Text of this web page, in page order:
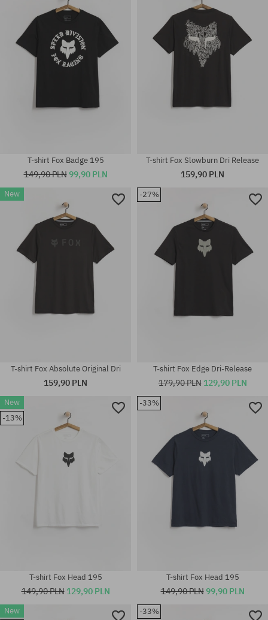
Dostępne rozmiary:
M; L; XL
Dostępne rozmiary:
M; L; XL
Dostępne rozmiary:
Dostępne rozmiary:
Dostępne rozmiary:
T-shirt Fox Badge 195
149,90 PLN99,90 PLN
Dostępne rozmiary:
T-shirt Fox Slowburn Dri Release
159,90 PLN
New
T-shirt Fox Absolute Original Dri
159,90 PLN
-27%
T-shirt Fox Edge Dri-Release
179,90 PLN 129,90 PLN
New
-13%
T-shirt Fox Head 195
149,90 PLN 129,90 PLN
-33%
T-shirt Fox Head 195
149,90 PLN99,90 PLN
New
-33%